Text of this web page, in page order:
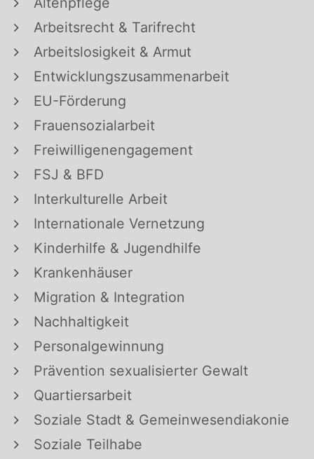
Arbeitsrecht & Tarifrecht
Arbeitslosigkeit & Armut
Entwicklungszusammenarbeit
EU-Förderung
Frauensozialarbeit
Freiwilligenengagement
FSJ & BFD
Interkulturelle Arbeit
Internationale Vernetzung
Kinderhilfe & Jugendhilfe
Krankenhäuser
Migration & Integration
Nachhaltigkeit
Personalgewinnung
Prävention sexualisierter Gewalt
Quartiersarbeit
Soziale Stadt & Gemeinwesendiakonie
Soziale Teilhabe